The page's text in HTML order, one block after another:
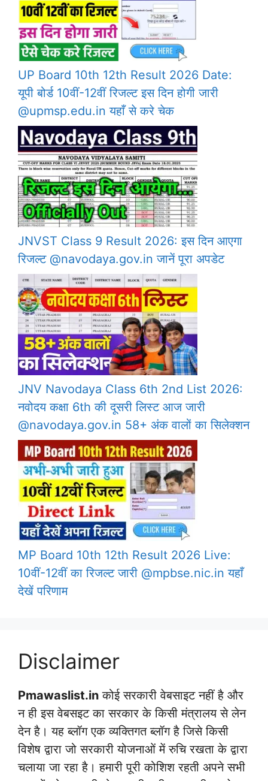
UP Board 10th 12th Result 2026 Date:
यूपी बोर्ड 10वीं-12वीं रिजल्ट इस दिन होगी जारी
@upmsp.edu.in यहाँ से करे चेक
JNVST Class 9 Result 2026: इस दिन आएगा
रिजल्ट @navodaya.gov.in जानें पूरा अपडेट
JNV Navodaya Class 6th 2nd List 2026:
नवोदय कक्षा 6th की दूसरी लिस्ट आज जारी
@navodaya.gov.in 58+ अंक वालों का सिलेक्शन
MP Board 10th 12th Result 2026 Live:
10वीं-12वीं का रिजल्ट जारी @mpbse.nic.in यहाँ
देखें परिणाम
Disclaimer
Pmawaslist.in कोई सरकारी वेबसाइट नहीं है और
न ही इस वेबसइट का सरकार के किसी मंत्रालय से लेन
देन है। यह ब्लॉग एक व्यक्तिगत ब्लॉग है जिसे किसी
विशेष द्वारा जो सरकारी योजनाओं में रुचि रखता के द्वारा
चलाया जा रहा है। हमारी पूरी कोशिश रहती अपने सभी